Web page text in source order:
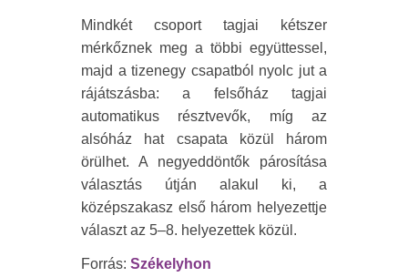
Mindkét csoport tagjai kétszer
mérkőznek meg a többi együttessel,
majd a tizenegy csapatból nyolc jut a
rájátszásba: a felsőház tagjai
automatikus résztvevők, míg az
alsóház hat csapata közül három
örülhet. A negyeddöntők párosítása
választás útján alakul ki, a
középszakasz első három helyezettje
választ az 5–8. helyezettek közül.
Forrás: Székelyhon